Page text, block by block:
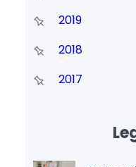
2019
2018
2017